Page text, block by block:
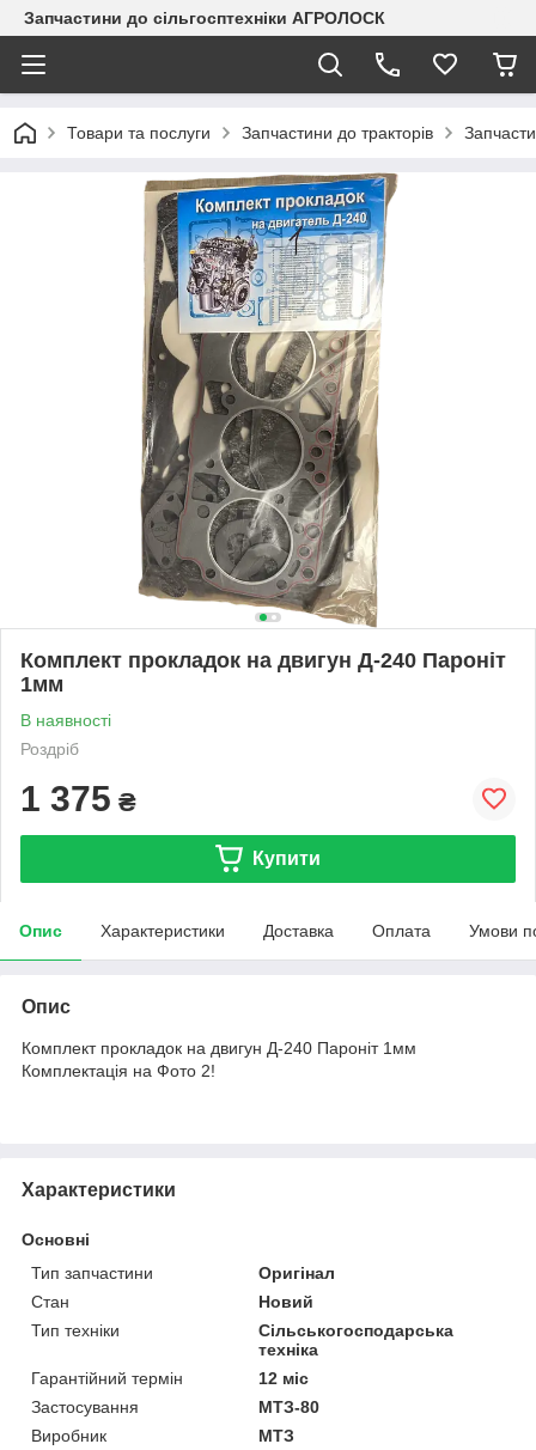
Запчастини до сільгосптехніки АГРОЛОСК
Товари та послуги Запчастини до тракторів
Комплект прокладок на двигун Д-240 Пароніт
1мм
В наявності
Роздріб
1 375 ₴
Купити
Опис Характеристики Доставка Оплата Умови
Опис
Комплект прокладок на двигун Д-240 Пароніт 1мм
Комплектація на Фото 2!
Характеристики
Основні
Тип запчастини
Оригінал
Стан
Новий
Тип техніки
Сільськогосподарська
техніка
Гарантійний термін
12 міс
Застосування
МТЗ-80
Виробник
МТЗ